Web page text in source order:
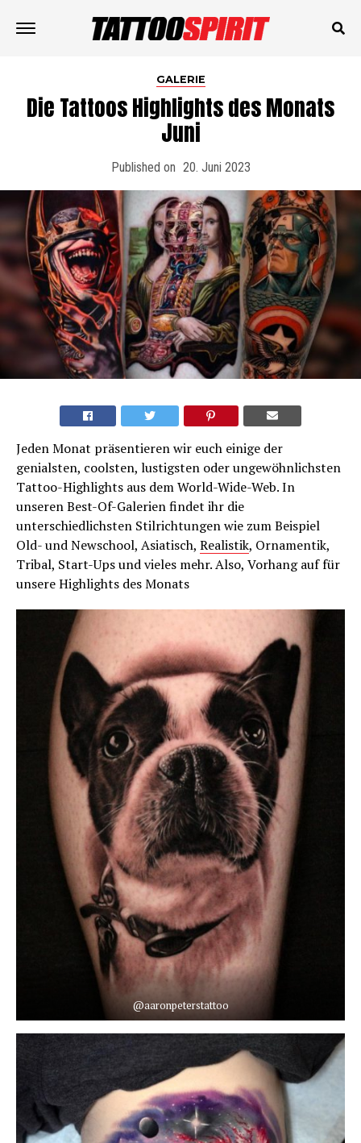
GALERIE
Die Tattoos Highlights des Monats
Juni
Published on 20. Juni 2023
Jeden Monat präsentieren wir euch einige der
genialsten, coolsten, lustigsten oder ungewöhnlichsten
Tattoo-Highlights aus dem World-Wide-Web. In
unseren Best-Of-Galerien findet ihr die
unterschiedlichsten Stilrichtungen wie zum Beispiel
Old- und Newschool, Asiatisch, Realistik, Ornamentik,
Tribal, Start-Ups und vieles mehr. Also, Vorhang auf für
unsere Highlights des Monats
@aaronpeterstattoo